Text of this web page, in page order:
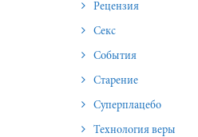
Рецензия
Секс
События
Старение
Суперплацебо
Технология веры